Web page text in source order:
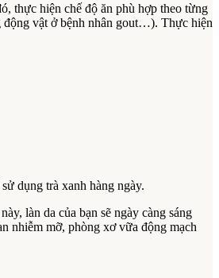
thực hiện chế độ ăn phù hợp theo từng
động vật ở bệnh nhân gout…). Thực hiện
dụng trà xanh hàng ngày.
làn da của bạn sẽ ngày càng sáng
nhiễm mỡ, phòng xơ vữa động mạch